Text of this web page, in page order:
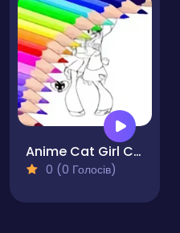
Anime Cat Girl Coloring Pages
0 (0 Голосів)